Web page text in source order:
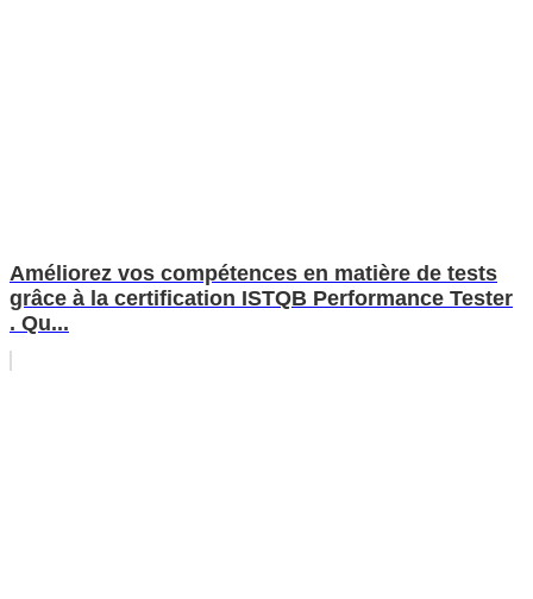
Améliorez vos compétences en matière de tests
grâce à la certification ISTQB Performance Tester
. Qu...